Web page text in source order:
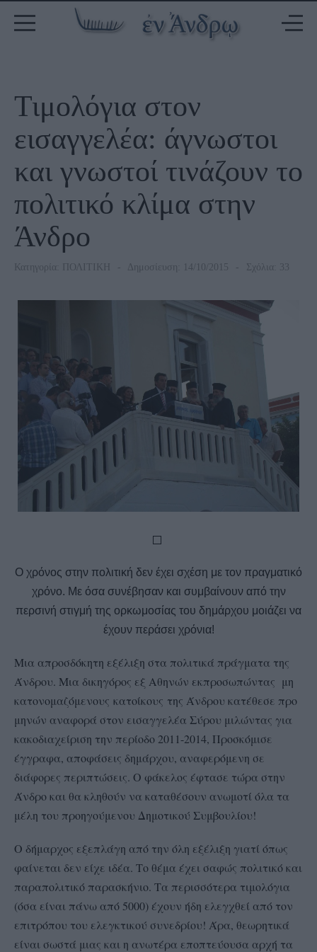
Τιμολόγια στον
εισαγγελέα: άγνωστοι
και γνωστοί τινάζουν το
πολιτικό κλίμα στην
Άνδρο
Κατηγορία: ΠΟΛΙΤΙΚΗ Δημοσίευση: 14/10/2015 Σχόλια: 33
Ο χρόνος στην πολιτική δεν έχει σχέση με τον πραγματικό
χρόνο. Με όσα συνέβησαν και συμβαίνουν από την
περσινή στιγμή της ορκωμοσίας του δημάρχου μοιάζει να
έχουν περάσει χρόνια!
Μια απροσδόκητη εξέλιξη στα πολιτικά πράγματα της
Άνδρου. Μια δικηγόρος εξ Αθηνών εκπροσωπώντας μη
κατονομαζόμενους κατοίκους της Άνδρου κατέθεσε προ
μηνών αναφορά στον εισαγγελέα Σύρου μιλώντας για
κακοδιαχείριση την περίοδο 2011-2014, Προσκόμισε
έγγραφα, αποφάσεις δημάρχου, αναφερόμενη σε
διάφορες περιπτώσεις. Ο φάκελος έφτασε τώρα στην
Άνδρο και θα κληθούν να καταθέσουν ανωμοτί όλα τα
μέλη του προηγούμενου Δημοτικού Συμβουλίου!
Ο δήμαρχος εξεπλάγη από την όλη εξέλιξη γιατί όπως
φαίνεται δεν είχε ιδέα. Το θέμα έχει σαφώς πολιτικό και
παραπολιτικό παρασκήνιο. Τα περισσότερα τιμολόγια
(όσα είναι πάνω από 5000) έχουν ήδη ελεγχθεί από τον
επιτρόπου του ελεγκτικού συνεδρίου! Άρα, θεωρητικά
είναι σωστά μιας και η ανωτέρα εποπτεύουσα αρχή τα